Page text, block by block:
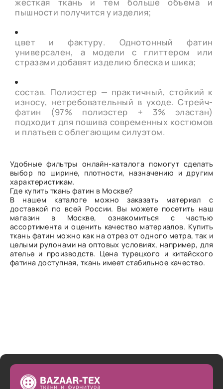
пышности получится у изделия;
цвет и фактуру. Однотонный фатин
универсален, а модели с глиттером или
стразами добавят изделию блеска и шика;
состав. Полиэстер — практичный, стойкий к
износу, нетребовательный в уходе. Стрейч-
фатин (97% полиэстер + 3% эластан)
подходит для пошива современных костюмов
и платьев с облегающим силуэтом.
Удобные фильтры онлайн-каталога помогут сделать
выбор по ширине, плотности, назначению и другим
характеристикам.
Где купить ткань фатин в Москве?
В нашем каталоге можно заказать материал с
доставкой по всей России. Вы можете посетить наш
магазин в Москве, ознакомиться с частью
ассортимента и оценить качество материалов. Купить
ткань фатин можно как на отрез от одного метра, так и
целыми рулонами на оптовых условиях, например, для
ателье и производств. Цена турецкого и китайского
фатина доступная, ткань имеет стабильное качество.